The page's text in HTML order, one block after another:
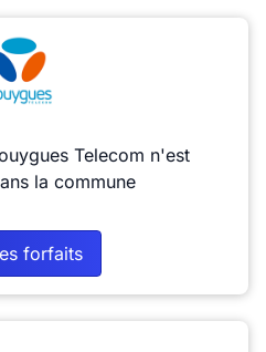
Telecom n'est
la commune
forfaits